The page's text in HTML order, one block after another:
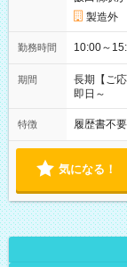
製造外
勤務時間
期間
長期【ご
即日～
特徴 履歴書不要
気になる！